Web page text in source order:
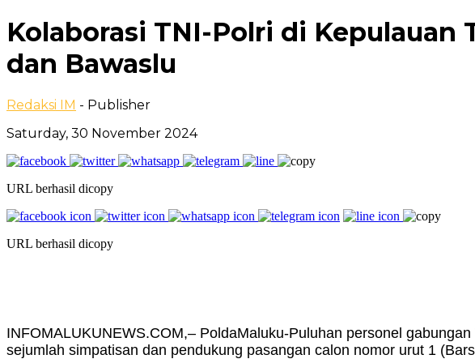
Kolaborasi TNI-Polri di Kepulauan
dan Bawaslu
Redaksi IM - Publisher
Saturday, 30 November 2024
URL berhasil dicopy
URL berhasil dicopy
INFOMALUKUNEWS.COM,– PoldaMaluku-Puluhan personel
sejumlah simpatisan dan pendukung pasangan calon nomor urut 1